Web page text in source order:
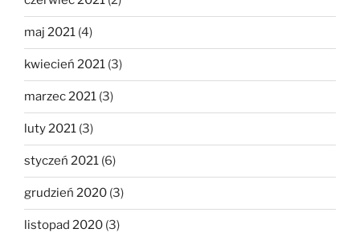
maj 2021 (4)
kwiecień 2021 (3)
marzec 2021 (3)
luty 2021 (3)
styczeń 2021 (6)
grudzień 2020 (3)
listopad 2020 (3)